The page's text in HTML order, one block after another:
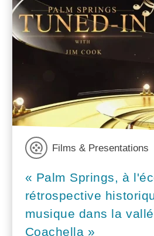
Films & Presentations
« Palm Springs, à
rétrospective
musique dans la
Coachella »